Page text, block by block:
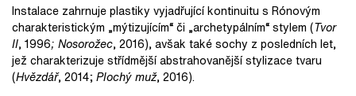
Instalace zahrnuje plastiky vyjadřující kontinuitu s Rónovým
charakteristickým „mýtizujícím“ či „archetypálním“ stylem (Tvor
II, 1996; Nosorožec, 2016), avšak také sochy z posledních let,
jež charakterizuje střídmější abstrahovanější stylizace tvaru
(Hvězdář, 2014; Plochý muž, 2016).